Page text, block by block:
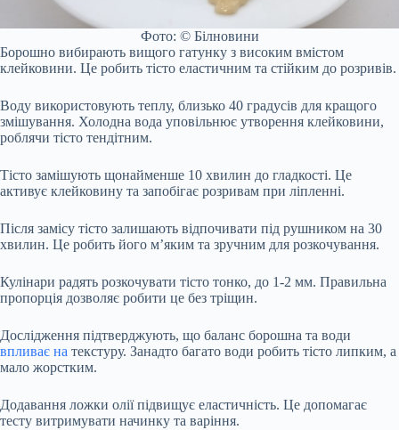
Фото: © Білновини
Борошно вибирають вищого гатунку з високим вмістом
клейковини. Це робить тісто еластичним та стійким до розривів.
Воду використовують теплу, близько 40 градусів для кращого
змішування. Холодна вода уповільнює утворення клейковини,
роблячи тісто тендітним.
Тісто замішують щонайменше 10 хвилин до гладкості. Це
активує клейковину та запобігає розривам при ліпленні.
Після замісу тісто залишають відпочивати під рушником на 30
хвилин. Це робить його м’яким та зручним для розкочування.
Кулінари радять розкочувати тісто тонко, до 1-2 мм. Правильна
пропорція дозволяє робити це без тріщин.
Дослідження підтверджують, що баланс борошна та води
впливає на текстуру. Занадто багато води робить тісто липким, а
мало жорстким.
Додавання ложки олії підвищує еластичність. Це допомагає
тесту витримувати начинку та варіння.